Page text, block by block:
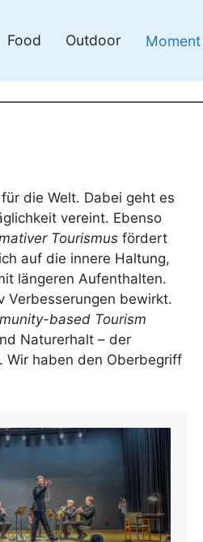
Food Outdoor Moment
die Welt. Dabei geht es
vereint. Ebenso
Tourismus fördert
auf die innere Haltung,
längeren Aufenthalten.
Verbesserungen bewirkt.
based Tourism
Naturerhalt – der
. Wir haben den Oberbegriff